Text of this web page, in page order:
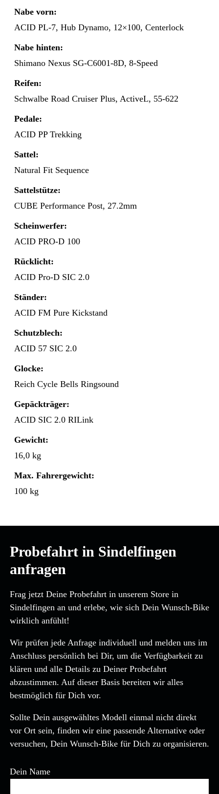
Nabe vorn:
ACID PL-7, Hub Dynamo, 12×100, Centerlock
Nabe hinten:
Shimano Nexus SG-C6001-8D, 8-Speed
Reifen:
Schwalbe Road Cruiser Plus, ActiveL, 55-622
Pedale:
ACID PP Trekking
Sattel:
Natural Fit Sequence
Sattelstütze:
CUBE Performance Post, 27.2mm
Scheinwerfer:
ACID PRO-D 100
Rücklicht:
ACID Pro-D SIC 2.0
Ständer:
ACID FM Pure Kickstand
Schutzblech:
ACID 57 SIC 2.0
Glocke:
Reich Cycle Bells Ringsound
Gepäckträger:
ACID SIC 2.0 RILink
Gewicht:
16,0 kg
Max. Fahrergewicht:
100 kg
Probefahrt in Sindelfingen
anfragen
Frag jetzt Deine Probefahrt in unserem Store in
Sindelfingen an und erlebe, wie sich Dein Wunsch-Bike
wirklich anfühlt!
Wir prüfen jede Anfrage individuell und melden uns im
Anschluss persönlich bei Dir, um die Verfügbarkeit zu
klären und alle Details zu Deiner Probefahrt
abzustimmen. Auf dieser Basis bereiten wir alles
bestmöglich für Dich vor.
Sollte Dein ausgewähltes Modell einmal nicht direkt
vor Ort sein, finden wir eine passende Alternative oder
versuchen, Dein Wunsch-Bike für Dich zu organisieren.
Dein Name